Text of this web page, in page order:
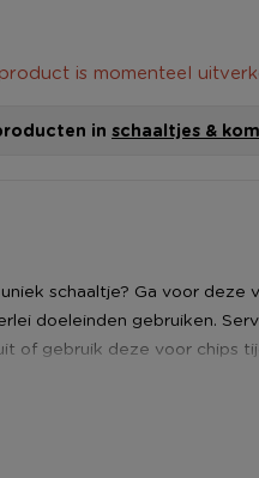
is momenteel
in schaaltjes &
schaaltje? Ga voor deze
doeleinden gebruiken.
of gebruik deze voor chips
met de andere schalen en
het een speelse uitstraling
is 15 cm en de schaal